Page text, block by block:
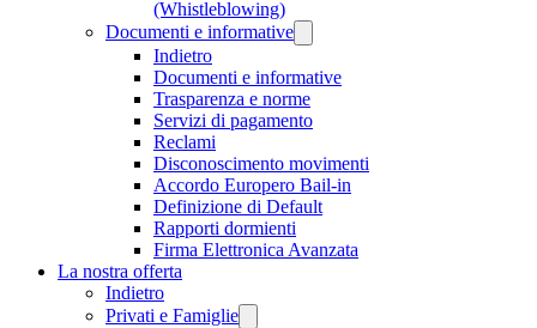
(Whistleblowing)
Documenti e informative
Indietro
Documenti e informative
Trasparenza e norme
Servizi di pagamento
Reclami
Disconoscimento movimenti
Accordo Europero Bail-in
Definizione di Default
Rapporti dormienti
Firma Elettronica Avanzata
La nostra offerta
Indietro
Privati e Famiglie